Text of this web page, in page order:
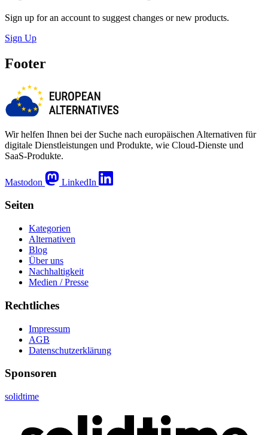
Sign up for an account to suggest changes or new products.
Sign Up
Footer
Wir helfen Ihnen bei der Suche nach europäischen Alternativen für
digitale Dienstleistungen und Produkte, wie Cloud-Dienste und
SaaS-Produkte.
Mastodon LinkedIn
Seiten
Kategorien
Alternativen
Blog
Über uns
Nachhaltigkeit
Medien / Presse
Rechtliches
Impressum
AGB
Datenschutzerklärung
Sponsoren
solidtime